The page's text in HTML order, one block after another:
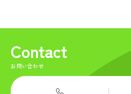
Contact
お問い合わせ